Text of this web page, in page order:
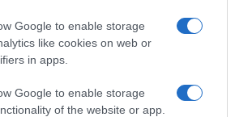
Google to enable storage
like cookies on web or
in apps.
Google to enable storage
of the website or app.
. Από 325 ψήφους.
ΑΝΝΑ